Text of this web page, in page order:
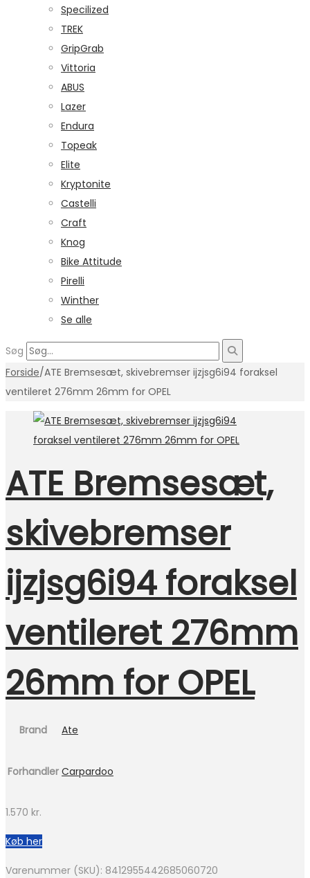
Specilized
TREK
GripGrab
Vittoria
ABUS
Lazer
Endura
Topeak
Elite
Kryptonite
Castelli
Craft
Knog
Bike Attitude
Pirelli
Winther
Se alle
Søg
Forside/ATE Bremsesæt, skivebremser ijzjsg6i94 foraksel
ventileret 276mm 26mm for OPEL
ATE Bremsesæt,
skivebremser
ijzjsg6i94 foraksel
ventileret 276mm
26mm for OPEL
Brand Ate
Forhandler Carpardoo
1.570 kr.
Køb her
Varenummer (SKU): 8412955442685060720